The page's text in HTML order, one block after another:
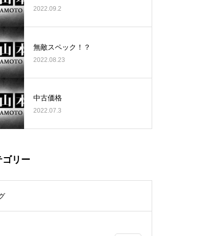
2022.09.2
無敵スペック！？
2022.08.23
中古価格
2022.07.3
ゴリー